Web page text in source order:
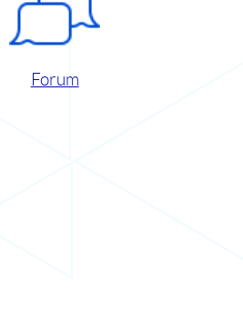
Forum